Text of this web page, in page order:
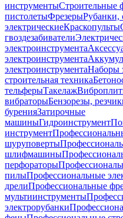
инструментыСтроительные
пистолетыФрезерыРубанки,
электрическиеКраскопульты
гвоздезабиватели
электроинструмента
электроинструмента
электроинструментаНаборы
строительная техника
тельферыТакелаж
вибраторыБензорезы,
буренияЗатирочные
машиныГидроинструмент
инструмент
шуруповерты
шлифмашины
перфораторы
пилыПрофессиональные
дрелиПрофессиональные
мультиинструменты
электрорубанки